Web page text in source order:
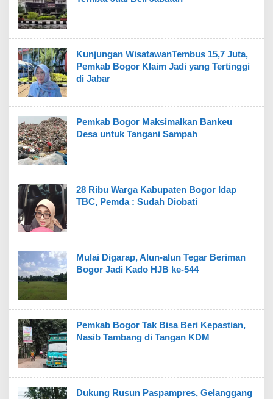
Kunjungan WisatawanTembus 15,7 Juta,
Pemkab Bogor Klaim Jadi yang Tertinggi
di Jabar
Pemkab Bogor Maksimalkan Bankeu
Desa untuk Tangani Sampah
28 Ribu Warga Kabupaten Bogor Idap
TBC, Pemda : Sudah Diobati
Mulai Digarap, Alun-alun Tegar Beriman
Bogor Jadi Kado HJB ke-544
Pemkab Bogor Tak Bisa Beri Kepastian,
Nasib Tambang di Tangan KDM
Dukung Rusun Paspampres, Gelanggang